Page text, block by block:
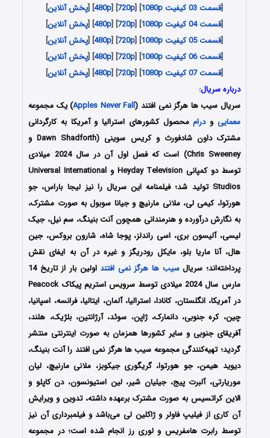
[قسمت 03 کیفیت 1080p ] [
720p
] [
480p
] [پخش آنلاین]
[قسمت 04 کیفیت 1080p ] [
720p
] [
480p
] [پخش آنلاین]
[قسمت 05 کیفیت 1080p ] [
720p
] [
480p
] [پخش آنلاین]
[قسمت 06 کیفیت 1080p ] [
720p
] [
480p
] [پخش آنلاین]
[قسمت 07 کیفیت 1080p ] [
720p
] [
480p
] [پخش آنلاین]
درباره سریال:
سریال سیب ها هرگز نمی افتند (Apples Never Fall) یک مجموعه
معمایی ودراممحصول کشورهای استرالیا و آمریکا به کارگردانی
مشترک داون شادفورث و کریس سوینی (Dawn Shadforth و
Chris Sweeney) است که فصل اول آن در سال 2024 میلادی
توسط دو کمپانی Heyday Television و Universal International
Studios تولید شد؛ فیلمنامه این سریال را نیز لیجا باراس، جو
هورتوا، کیمی لی، ملانی مارنیچ و جیانا سوبول به صورت مشترک،
به نگارش درآورده و هنرمندانی همچون آنت بنینگ، سم نیل، جیک
لیسی، آلیسون بری، اسی راندلز، پوجا شاه، شارون بروکس، جین
هال، آنا ماریا بلو، مایکل رودریگز و غیره در آن به ایفای نقش
پرداخته‌اند؛ سریالسیب ها هرگز نمی افتند
اولین بار از تاریخ 14
مارس سال 2024 میلادی توسط سرویس استریم پیکاک Peacock
در آمریکا، انگلستان، کانادا، استرالیا، آلمان، ایتالیا، فرانسه، اسپانیا،
چین، کره جنوبی، دانمارک، ژاپن، سوئد، آرژانتین، بلژیک، هلند،
آفریقای جنوبی و سایر کشورها همزمان به صورت اینترنتی منتشر
گردید؛ تهیه‌کنندگی مجموعه سیب ها هرگز نمی افتند را آنت بنینگ،
دیوید هیمن، جو هورتوا، گریگوری جیکوبز، ملانی مارنیچ، لیان
موریارتی، آلبرت پیج، جیلیان شیر، لین استیونسون، دن کاپلو و
الاین کراتسیس به صورت مشترک برعهده داشته، تدوین و ویرایش
آن کاری از فیلیپ فاولر و ژاکلین لی می‌باشد و فیلمبرداری آن نیز
توسط رابرت هامفریس و لوری رز انجام شده است؛ در مجموعه